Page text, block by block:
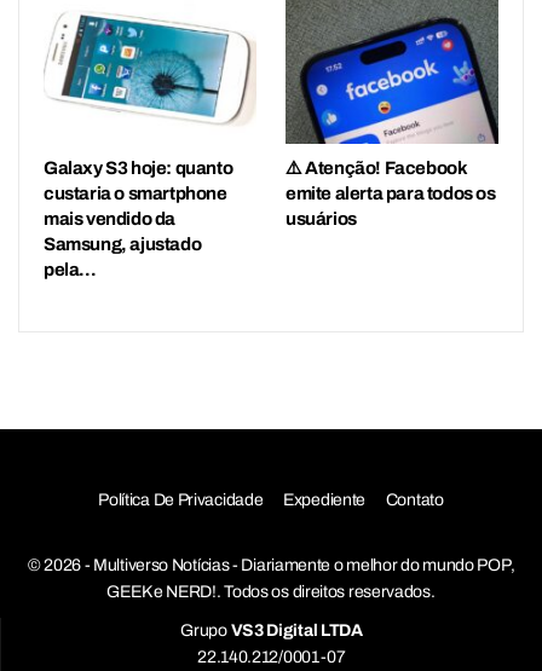
Galaxy S3 hoje: quanto
custaria o smartphone
mais vendido da
Samsung, ajustado
pela…
⚠️ Atenção! Facebook
emite alerta para todos os
usuários
Política De Privacidade Expediente Contato
© 2026 - Multiverso Notícias - Diariamente o melhor do mundo POP,
GEEK e NERD!. Todos os direitos reservados.
Grupo VS3 Digital LTDA
22.140.212/0001-07